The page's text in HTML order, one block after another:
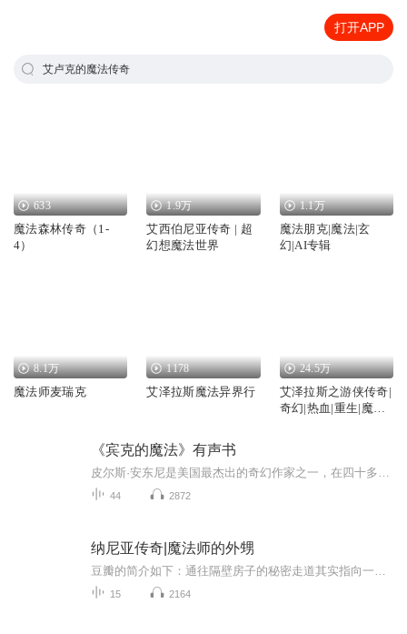
打开APP
艾卢克的魔法传奇
633
魔法森林传奇（1-
4）
1.9万
艾西伯尼亚传奇 | 超
幻想魔法世界
1.1万
魔法朋克|魔法|玄
幻|AI专辑
8.1万
魔法师麦瑞克
1178
艾泽拉斯魔法异界行
24.5万
艾泽拉斯之游侠传奇|
奇幻|热血|重生|魔法
《宾克的魔法》有声书
44 2872
纳尼亚传奇|魔法师的外甥
15 2164